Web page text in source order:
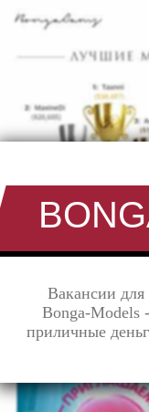
Вакансии
Bonga-Models
приличные